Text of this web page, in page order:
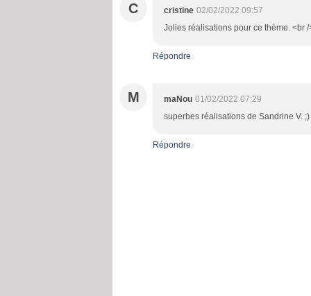
C cristine 02/02/2022 09:57
Jolies réalisations pour ce thème. <br
Répondre
M maNou 01/02/2022 07:29
superbes réalisations de Sandrine V. ;)
Répondre